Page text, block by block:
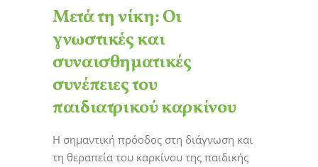
Μετά τη νίκη: Οι
γνωστικές και
συναισθηματικές
συνέπειες του
παιδιατρικού καρκίνου
Η σημαντική πρόοδος στη διάγνωση και
τη θεραπεία του καρκίνου της παιδικής